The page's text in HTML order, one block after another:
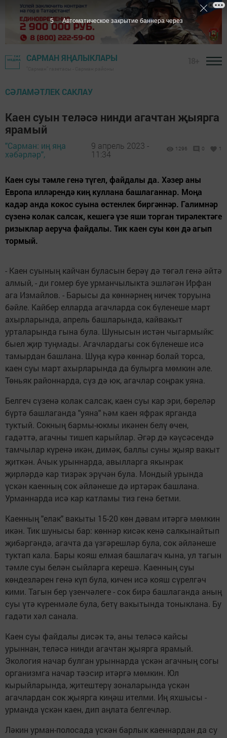
САРМАН ЯҢАЛЫКЛАРЫ
СӘЛАМӘТЛЕК САКЛАУ
Каен суын теләсә нинди агачтан җыярга
ярамый
"Сарман: иң яңа
хәбәрләр",
9 апрель 2023 -
11:34
1296 0 1
Каен суы тәмле генә түгел, файдалы да. Хәзер аны
Европа илләрендә киң куллана башлаганнар. Моңа
кадәр анда кокос суына өстенлек биргәннәр. Галимнәр
сүзенә колак салсак, кешегә үзе яши торган тирәлектәге
ризыклар аеруча файдалы. Тик каен суы көн дә агып
тормый.
- Каен суының кайчан буласын берәү дә төгәл генә әйтә
алмый, - ди гомер буе урманчылыкта эш­ләгән Ирфан
ага Измайлов. - Барысы да көннәрнең ничек торуына
бәйле. Кайбер елларда агачларда сок бүленеше март
ахырларында, апрель башларында, кайвакыт
урталарында гына була. Шунысын истән чыгармыйк:
быел җир туңмады. Агачлардагы сок бүленеше исә
тамырдан башлана. Шуңа күрә көннәр болай торса,
каен суы март ахырларында да булырга мөмкин әле.
Төньяк районнарда, сүз дә юк, агачлар соңрак уяна.
Белгеч сүзенә колак салсак, каен суы кар эри, бөреләр
бүртә баш­лаганда "уяна" һәм каен яфрак ярганда
туктый. Сокның бармы-юкмы икәнен белү өчен,
гадәттә, агачны тишеп карыйлар. Әгәр дә кәү­сә­сендә
тамчылар күренә икән, ди­мәк, баллы суны җыяр вакыт
җит­кән. Ачык урыннарда, авыл­ларга якынрак
җирләрдә кар тизрәк эрүчән була. Мондый урында
үскән каенның сок әй­ләнеше дә иртәрәк башлана.
Урманнарда исә кар катламы тиз генә бетми.
Каенның "елак" вакыты 15-20 көн дәвам итәргә мөмкин
икән. Тик шу­нысы бар: көннәр кисәк кенә салкынайтып
җибәргәндә, агач­та да үз­гәрешләр була, сок әйләнеше
туктап кала. Бары кояш елмая башлагач кына, ул тагын
тәмле суы белән сыйлар­га ке­решә. Каенның суы
көндез­лә­рен генә күп була, кичен исә кояш сү­релгәч
кими. Тагын бер үзенчә­леге - сок бирә башлаганда аның
суы үтә күренмәле була, бетү вакытында тоныклана. Бу
гадәти хәл санала.
Каен суы файдалы дисәк тә, аны теләсә кайсы
урыннан, теләсә нинди агачтан җыярга ярамый.
Экология начар булган урыннарда үскән агачның согы
организмга начар тәэ­сир итәргә мөмкин. Юл
кырыйларында, җитештерү зоналарында үскән
агачлардан сок җыярга ки­ңәш ителми. Иң яхшысы -
урманда үскән каен, дип аңлата белгечләр.
Ләкин урман-полосада үскән бар­лык каеннардан да су
4 Автоматическое закрытие баннера через